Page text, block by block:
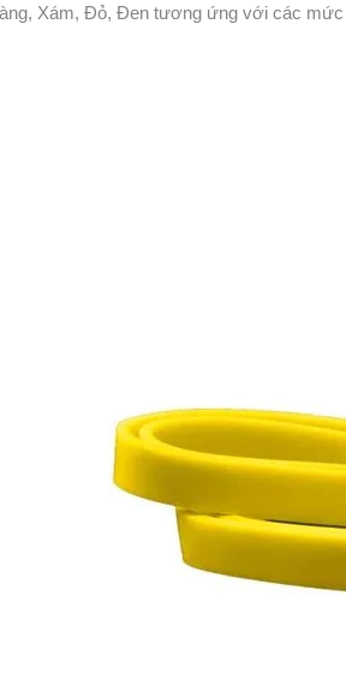
Xám, Đỏ, Đen tương ứng với các